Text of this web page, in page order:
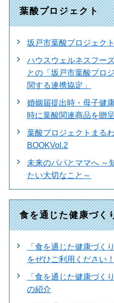
葉酸プロジェクト
坂戸市葉酸プロジェクト
ハウスウェルネスフー
との「坂戸市葉酸プロ
関する連携協定」
婚姻届提出時・母子健
時に葉酸関連商品を贈呈
葉酸プロジェクトまる
BOOKVol.2
未来のパパとママへ ～
たい大切なこと～
食を通じた健康づく
「食を通じた健康づく
をぜひご利用ください！
「食を通じた健康づく
の紹介